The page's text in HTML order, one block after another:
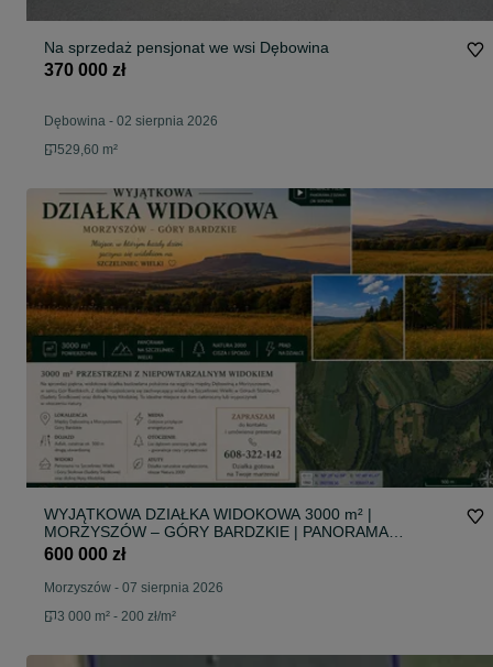
Na sprzedaż pensjonat we wsi Dębowina
370 000 zł
Dębowina - 02 sierpnia 2026
529,60 m²
WYJĄTKOWA DZIAŁKA WIDOKOWA 3000 m² |
MORZYSZÓW – GÓRY BARDZKIE | PANORAMA
SUDETÓW Są miejsca, które zachwycają od pierwszego
600 000 zł
Morzyszów - 07 sierpnia 2026
3 000 m² - 200 zł/m²